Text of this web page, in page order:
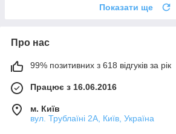
Показати ще
Про нас
99% позитивних з 618 відгуків за рік
Працює з 16.06.2016
м. Київ
вул. Трублаїні 2А, Київ, Україна